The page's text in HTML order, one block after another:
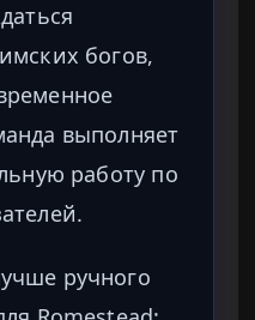
богов,
выполняет
работу по
ручного